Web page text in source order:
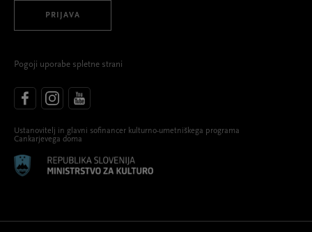
PRIJAVA
Pogoji uporabe spletne strani
Ustanovitelj in glavni sofinancer kulturno-umetniškega programa
Cankarjevega doma